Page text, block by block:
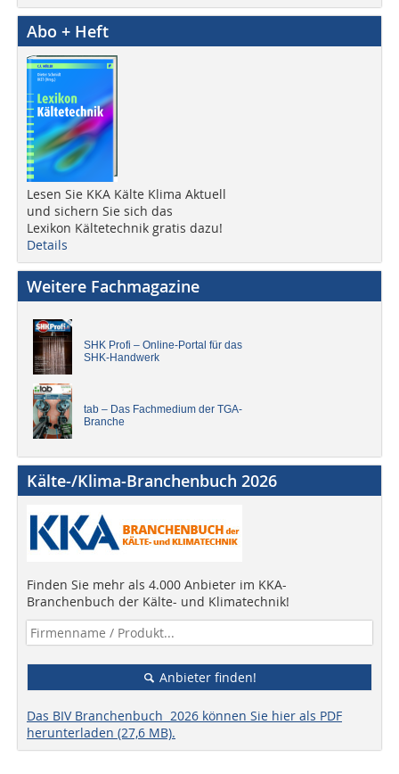
Abo + Heft
Lesen Sie KKA Kälte Klima Aktuell
und sichern Sie sich das
Lexikon Kältetechnik gratis dazu!
Details
Weitere Fachmagazine
SHK Profi – Online-Portal für das
SHK-Handwerk
tab – Das Fachmedium der TGA-
Branche
Kälte-/Klima-Branchenbuch 2026
Finden Sie mehr als 4.000 Anbieter im KKA-
Branchenbuch der Kälte- und Klimatechnik!
Anbieter finden!
Das BIV Branchenbuch 2026 können Sie hier als PDF
herunterladen (27,6 MB).